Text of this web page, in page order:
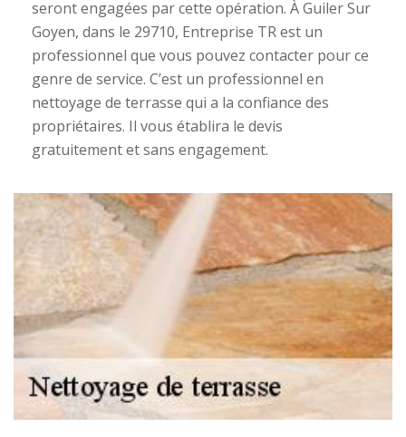
seront engagées par cette opération. À Guiler Sur
Goyen, dans le 29710, Entreprise TR est un
professionnel que vous pouvez contacter pour ce
genre de service. C’est un professionnel en
nettoyage de terrasse qui a la confiance des
propriétaires. Il vous établira le devis
gratuitement et sans engagement.